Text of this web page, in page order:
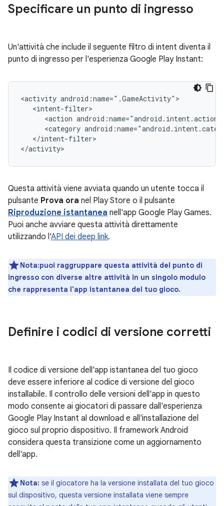
Specificare un punto di ingresso
Un'attività che include il seguente filtro di intent diventa il
punto di ingresso per l'esperienza Google Play Instant:
<activity
<action
<category
</intent-filter>
Questa attività viene avviata quando un utente tocca il
pulsante Prova ora nel Play Store o il pulsante
Riproduzione istantanea nell'app Google Play Games.
Puoi anche avviare questa attività direttamente
utilizzando l'API dei deep link.
Nota:puoi raggruppare questa attività del punto di
ingresso con diverse altre attività in un singolo modulo
che rappresenta l'app istantanea del tuo gioco.
Definire i codici di versione corretti
Il codice di versione dell'app istantanea del tuo gioco
deve essere inferiore al codice di versione del gioco
installabile. Il controllo delle versioni dell'app in questo
modo consente ai giocatori di passare dall'esperienza
Google Play Instant al download e all'installazione del
gioco sul proprio dispositivo. Il framework Android
considera questa transizione come un aggiornamento
dell'app.
Nota: se il giocatore ha la versione installata del tuo gioco
sul dispositivo, questa versione installata viene sempre